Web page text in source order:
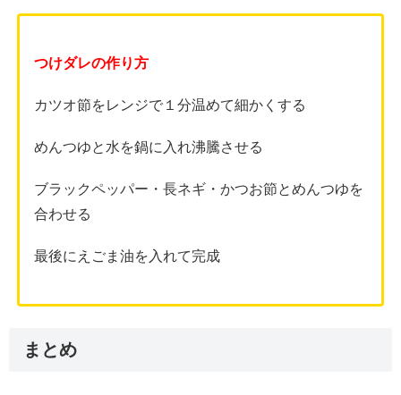
つけダレの作り方
カツオ節をレンジで１分温めて細かくする
めんつゆと水を鍋に入れ沸騰させる
ブラックペッパー・長ネギ・かつお節とめんつゆを
合わせる
最後にえごま油を入れて完成
まとめ